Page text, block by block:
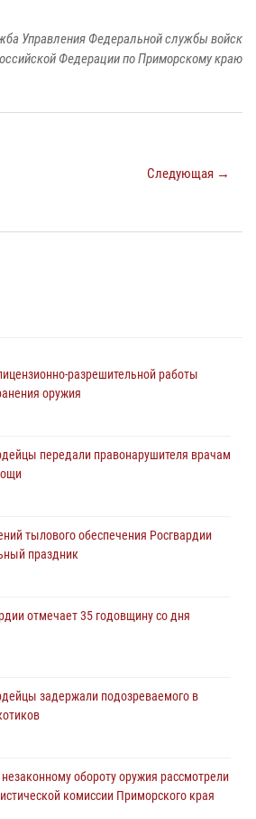
Управления Федеральной службы войск
Федерации по Приморскому краю
Следующая →
разрешительной работы
оружия
передали правонарушителя врачам
тылового обеспечения Росгвардии
праздник
отмечает 35 годовщину со дня
задержали подозреваемого в
обороту оружия рассмотрели
комиссии Приморского края